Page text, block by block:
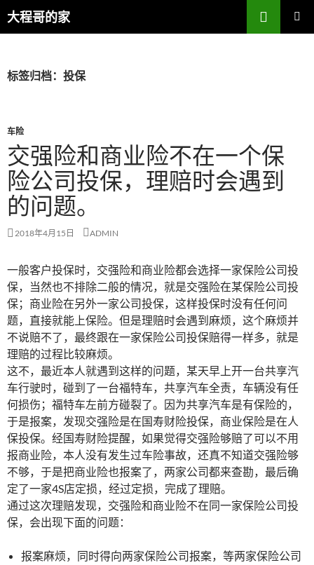
大程哥的家
搜
索
文
标签归档：投保
车险
交强险和商业险不在一个保
险公司投保，理赔时会遇到
的问题。
2018年4月15日 ADMIN
一般客户投保时，交强险和商业险都会选择一家保险公司投
保，当然也不排除二般的情况，就是交强险在某保险公司投
保；商业险在另外一家公司投保，这样投保时没有任何问
题，直接就能上保险。但是理赔时会遇到麻烦，这个麻烦并
不说赔不了，最终跟在一家保险公司投保赔得一样多，就是
理赔的过程比较麻烦。
这不，最近本人就遇到这样的问题，某天早上开一台共享汽
车行驶时，碰到了一台福特车，共享汽车全责，车辆没有任
何损伤；福特车左前方碰裂了。因为共享汽车是有保险的，
于是报案，发现交强险是在国寿财险投保，商业保险是在人
保投保。经国寿财险提醒，如果觉得交强险够赔了可以不用
报商业险，本人没有发生过车险事故，还真不知道交强险够
不够，于是把商业险也报案了，两家公司都来查勘，最后确
定了一家4S店定损，经过定损，完成了理赔。
通过这次理赔发现，交强险和商业险不在同一家保险公司投
保，会出现下面的问题：
报案麻烦，同时得向两家保险公司报案，等两家保险公司